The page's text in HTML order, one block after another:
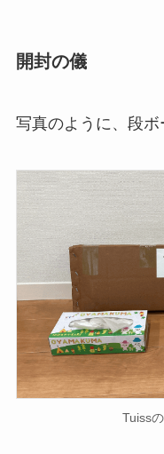
開封の儀
写真のように、段ボ
Tuiss